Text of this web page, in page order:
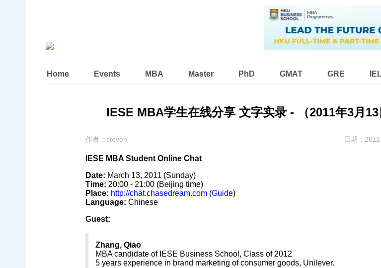
Home Events MBA Master PhD GMAT GRE
IESE MBA学生在线分享 文字实录 - （2011年3月13
作者： steven 日期：
IESE MBA Student Online Chat
Date: March 13, 2011 (Sunday)
Time: 20:00 - 21:00 (Beijing time)
Place: http://chat.chasedream.com (Guide)
Language: Chinese
Guest:
Zhang, Qiao
MBA candidate of IESE Business School, Class of 2012
5 years experience in brand marketing of consumer goods, Unilever.